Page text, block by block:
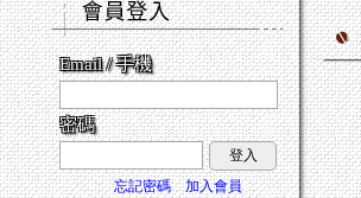
Email / 手機
密碼
登入
忘記密碼
加入會員